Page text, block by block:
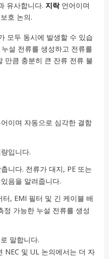
유사합니다. 지락언어이며
호 논의.
모두 동시에 발생할 수 있습
설 전류를 생성하고 전류를
만큼 충분히 큰 잔류 전류 불
이며 자동으로 심각한 결함
입니다.
니다. 전류가 대지, PE 또는
음을 알려줍니다.
, EMI 필터 및 긴 케이블 배
정 가능한 누설 전류를 생성
말합니다.
NEC 및 UL 논의에서는 더 자